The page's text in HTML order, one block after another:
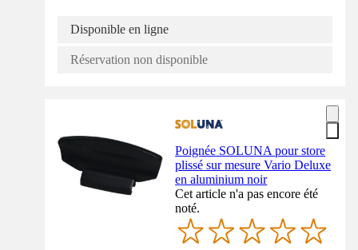
Disponible en ligne
Réservation non disponible
Poignée SOLUNA pour store
plissé sur mesure Vario Deluxe
en aluminium noir
Cet article n'a pas encore été
noté.